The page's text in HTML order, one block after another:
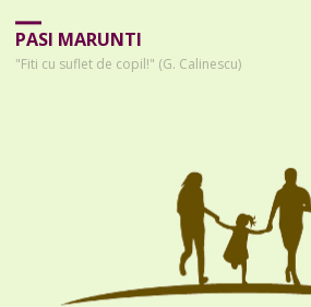
PASI MARUNTI
"Fiti cu suflet de copil!" (G. Calinescu)